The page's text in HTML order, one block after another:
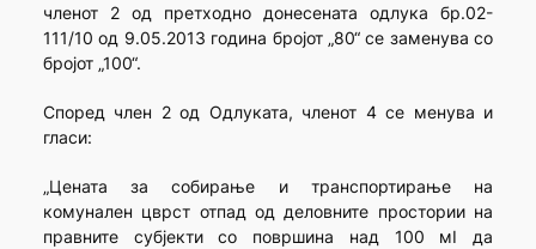
членот 2 од претходно донесената одлука бр.02-
111/10 од 9.05.2013 година бројот „80“ се заменува со
бројот „100“.
Според член 2 од Одлуката, членот 4 се менува и
гласи:
„Цената за собирање и транспортирање на
комунален цврст отпад од деловните простории на
правните субјекти со површина над 100 мІ да